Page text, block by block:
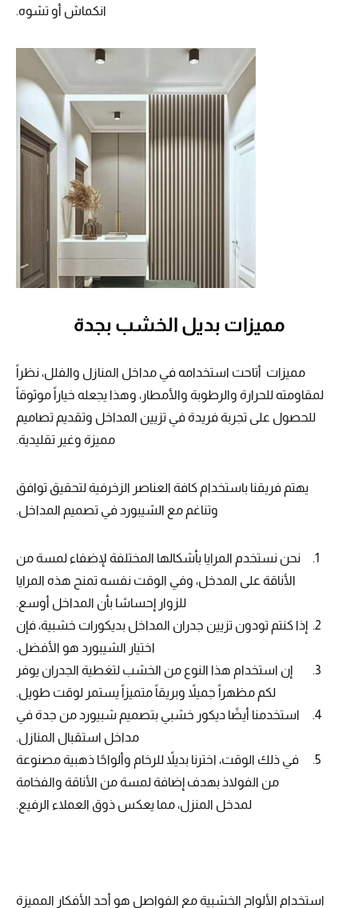
انكماش أو تشوه.
مميزات بديل الخشب بجدة
مميزات أتاحت استخدامه في مداخل المنازل والفلل، نظراً
لمقاومته للحرارة والرطوبة والأمطار، وهذا يجعله خياراً موثوقاً
للحصول على تجربة فريدة في تزيين المداخل وتقديم تصاميم
مميزة وغير تقليدية.
يهتم فريقنا باستخدام كافة العناصر الزخرفية لتحقيق توافق
وتناغم مع الشيبورد في تصميم المداخل.
نحن نستخدم المرايا بأشكالها المختلفة لإضفاء لمسة من
الأناقة على المدخل، وفي الوقت نفسه تمنح هذه المرايا
للزوار إحساسًا بأن المداخل أوسع.
إذا كنتم تودون تزيين جدران المداخل بديكورات خشبية، فإن
اختيار الشيبورد هو الأفضل.
إن استخدام هذا النوع من الخشب لتغطية الجدران يوفر
لكم مظهراً جميلاً وبريقاً متميزاً يستمر لوقت طويل.
استخدمنا أيضًا ديكور خشبي بتصميم شبيورد من جدة في
مداخل استقبال المنازل.
في ذلك الوقت، اخترنا بديلاً للرخام وألواحًا ذهبية مصنوعة
من الفولاذ بهدف إضافة لمسة من الأناقة والفخامة
لمدخل المنزل، مما يعكس ذوق العملاء الرفيع.
استخدام الألواح الخشبية مع الفواصل هو أحد الأفكار المميزة